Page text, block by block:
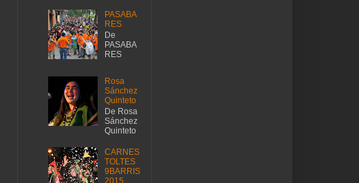
PASABA
RES
De
PASABA
RES
Rosa
Sánchez
Quinteto
De Rosa
Sánchez
Quinteto
CARNES
TOLTES
9BARRIS
2015